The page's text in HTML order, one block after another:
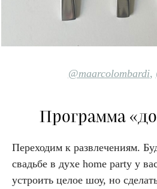
@maarcolombardi,
Программа
Переходим к развлечениям.
свадьбе в духе home party у
устроить целое шоу, но